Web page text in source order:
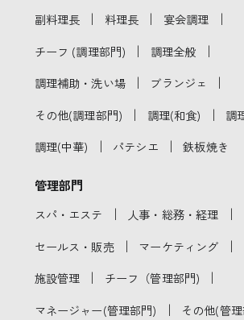
副料理長 ｜ 料理長 ｜ 宴会調理 ｜
チーフ (調理部門) ｜ 調理全般 ｜
調理補助・洗い場 ｜ ブランジェ ｜
その他(調理部門) ｜ 調理(和食) ｜ 調
調理(中華) ｜ パテシエ ｜ 鉄板焼き
管理部門
スパ・エステ ｜ 人事・総務・経理 ｜
セールス・販売 ｜ マーケティング ｜
施設管理 ｜ チーフ（管理部門) ｜
マネージャー(管理部門) ｜ その他(管